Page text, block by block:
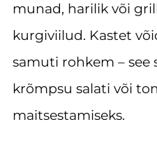
munad, harilik või
kurgiviilud. Kastet
samuti rohkem – see
krõmpsu salati või
maitsestamiseks.